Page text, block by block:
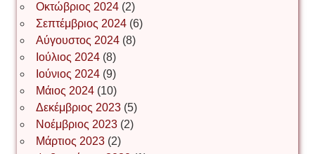
ΝΙΚΟΣ ΓΑΤΟΣ
Νίκος Λυγερός
Іван Буртик
Οκτώβριος 2024(2)
Σεπτέμβριος 2024(6)
Αύγουστος 2024(8)
Ιούλιος 2024(8)
Ιούνιος 2024(9)
Μάιος 2024(10)
Δεκέμβριος 2023(5)
Νοέμβριος 2023(2)
Μάρτιος 2023(2)